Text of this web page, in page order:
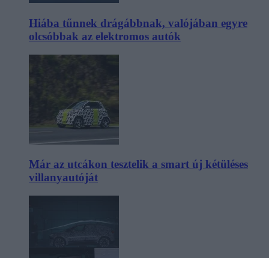
Hiába tűnnek drágábbnak, valójában egyre
olcsóbbak az elektromos autók
Már az utcákon tesztelik a smart új kétüléses
villanyautóját